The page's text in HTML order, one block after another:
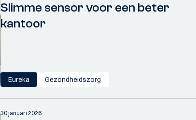
Slimme sensor voor een beter
kantoor
Eureka Gezondheidszorg
30 januari 2026